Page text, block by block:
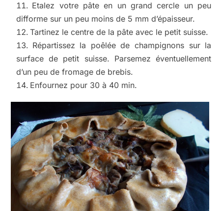
Etalez votre pâte en un grand cercle un peu
difforme sur un peu moins de 5 mm d’épaisseur.
Tartinez le centre de la pâte avec le petit suisse.
Répartissez la poêlée de champignons sur la
surface de petit suisse. Parsemez éventuellement
d’un peu de fromage de brebis.
Enfournez pour 30 à 40 min.